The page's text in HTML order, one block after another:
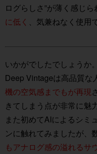
ログらしさ”が薄く感じ
に低く 、気兼ねなく使用
いかがでしたでしょうか。
Deep Vintageは高品質な
機の空気感までもが再現
きてしまう点が非常に魅
また初めてAIによるシミ
ンに触れてみましたが、
もアナログ感の溢れるサ